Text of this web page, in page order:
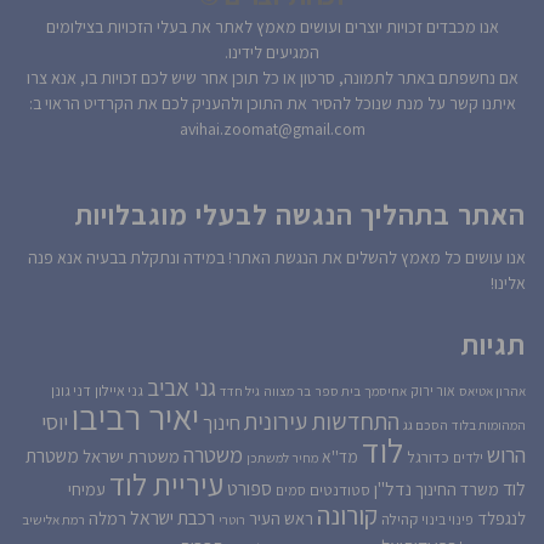
אנו מכבדים זכויות יוצרים ועושים מאמץ לאתר את בעלי הזכויות בצילומים
המגיעים לידינו.
אם נחשפתם באתר לתמונה, סרטון או כל תוכן אחר שיש לכם זכויות בו, אנא צרו
איתנו קשר על מנת שנוכל להסיר את התוכן ולהעניק לכם את הקרדיט הראוי ב:
avihai.zoomat@gmail.com
האתר בתהליך הנגשה לבעלי מוגבלויות
אנו עושים כל מאמץ להשלים את הנגשת האתר! במידה ונתקלת בבעיה אנא פנה
אלינו!
תגיות
אהרון אטיאס אור ירוק אחיסמך בית ספר בר מצווה גיל חדד גני אביב גני איילון דני גונן
המהומות בלוד הסכם גג התחדשות עירוניתחינוך יאיר רביבו יוסי
הרוש ילדים כדורגל לוד מד''א מחיר למשתכן משטרה משטרת ישראל משטרת
לוד משרד החינוך נדל''ן סטודנטים סמים ספורט עיריית לוד עמיחי
לנגפלד פינוי בינוי קהילה קורונה ראש העיר רוטרי רכבת ישראל רמלה רמת אלישיב